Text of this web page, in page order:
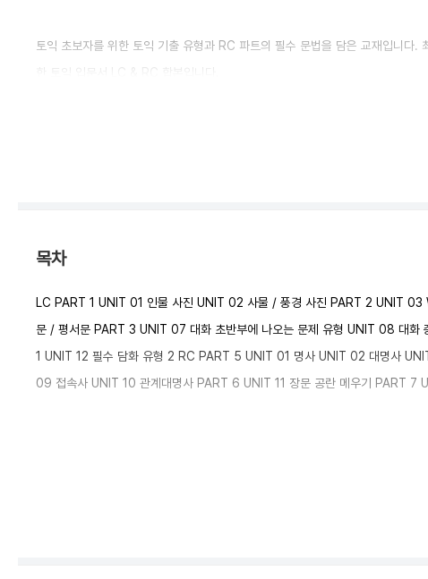
토익 초보자를 위한 토익 기출 유형과 RC 파트의 필수 문법을 담은 교재입니다
목차
LC PART 1 UNIT 01 인물 사진 UNIT 02 사물 / 풍경 사진 PART 2 UNIT
문 / 평서문 PART 3 UNIT 07 대화 초반부에 나오는 문제 유형 UNIT 08 대화
1 UNIT 12 필수 담화 유형 2 RC PART 5 UNIT 01 명사 UNIT 02 대명사
09 접속사 UNIT 10 관계대명사 PART 6 UNIT 11 장문 공란 메우기 PART 7